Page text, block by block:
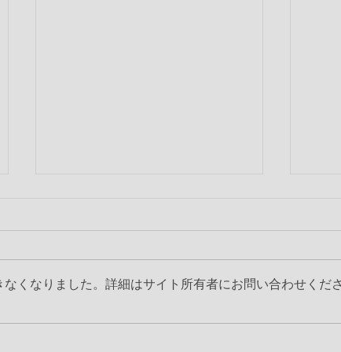
くなりました。詳細はサイト所有者にお問い合わせくださ